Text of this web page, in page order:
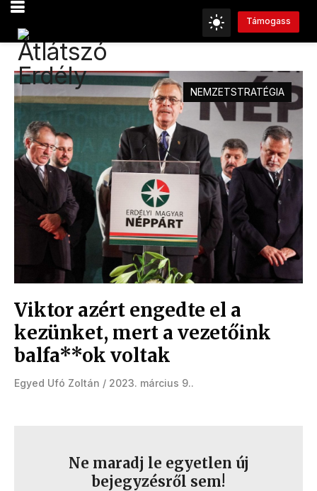
Támogass
NEMZETSTRATÉGIA
Viktor azért engedte el a
kezünket, mert a vezetőink
balfa**ok voltak
Egyed Ufó Zoltán 2023. március 9.
Ne maradj le egyetlen új
bejegyzésről sem!